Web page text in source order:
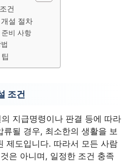
건
설 절차
비 사항
조건
지급명령이나 판결 등에 따라
류될 경우, 최소한의 생활을 보
제도입니다. 따라서 모든 사람
은 아니며, 일정한 조건 충족